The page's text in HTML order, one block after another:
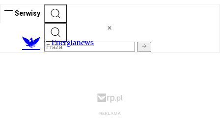
Serwisy
Energianews